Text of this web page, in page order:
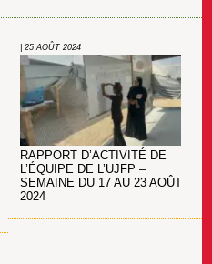
| 25 AOÛT 2024
RAPPORT D’ACTIVITÉ DE
L’ÉQUIPE DE L’UJFP –
SEMAINE DU 17 AU 23 AOÛT
2024